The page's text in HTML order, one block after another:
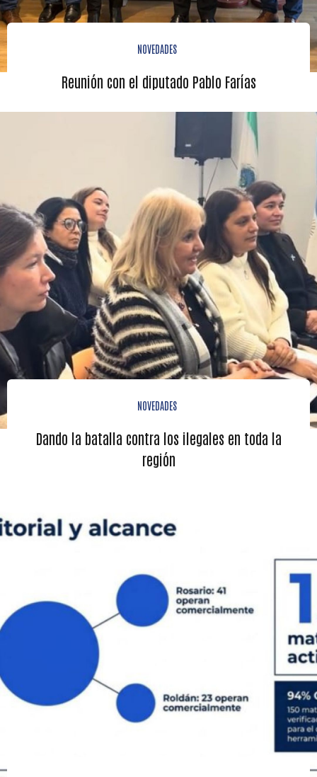
NOVEDADES
Reunión con el diputado Pablo Farías
NOVEDADES
Dando la batalla contra los ilegales en toda la
región